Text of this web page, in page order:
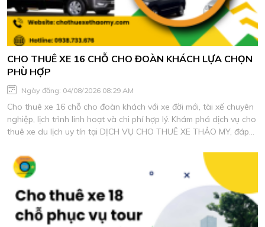
CHO THUÊ XE 16 CHỖ CHO ĐOÀN KHÁCH LỰA CHỌN
PHÙ HỢP
Ngày đăng: 04/08/2026 08:29 AM
Cho thuê xe 16 chỗ cho đoàn khách với xe đời mới, tài xế chuyên
nghiệp, lịch trình linh hoạt và chi phí hợp lý. Khám phá dịch vụ cho
thuê xe du lịch uy tín tại DỊCH VỤ CHO THUÊ XE THẢO MY, đáp